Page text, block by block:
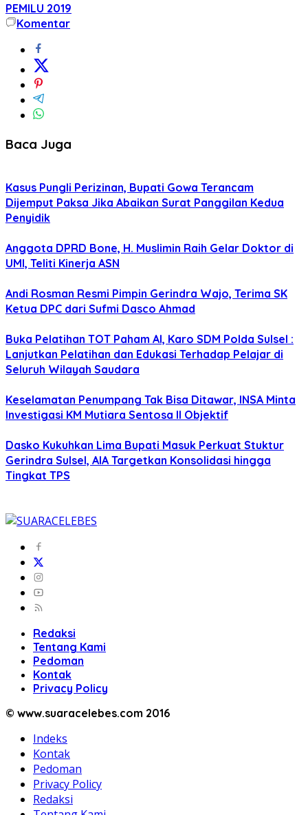
PEMILU 2019
Komentar
Baca Juga
Kasus Pungli Perizinan, Bupati Gowa Terancam
Dijemput Paksa Jika Abaikan Surat Panggilan Kedua
Penyidik
Anggota DPRD Bone, H. Muslimin Raih Gelar Doktor di
UMI, Teliti Kinerja ASN
Andi Rosman Resmi Pimpin Gerindra Wajo, Terima SK
Ketua DPC dari Sufmi Dasco Ahmad
Buka Pelatihan TOT Paham AI, Karo SDM Polda Sulsel :
Lanjutkan Pelatihan dan Edukasi Terhadap Pelajar di
Seluruh Wilayah Saudara
Keselamatan Penumpang Tak Bisa Ditawar, INSA Minta
Investigasi KM Mutiara Sentosa II Objektif
Dasko Kukuhkan Lima Bupati Masuk Perkuat Stuktur
Gerindra Sulsel, AIA Targetkan Konsolidasi hingga
Tingkat TPS
Redaksi
Tentang Kami
Pedoman
Kontak
Privacy Policy
© www.suaracelebes.com 2016
Indeks
Kontak
Pedoman
Privacy Policy
Redaksi